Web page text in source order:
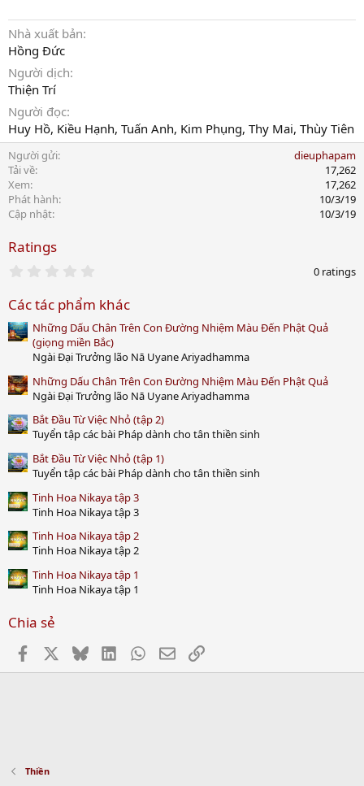
Nhà xuất bản
Hồng Đức
Người dịch
Thiện Trí
Người đọc
Huy Hồ, Kiều Hạnh, Tuấn Anh, Kim Phụng, Thy Mai, Thùy Tiên
Người gửi
dieuphapam
Tải về
17,262
Xem
17,262
Phát hành
10/3/19
Cập nhật
10/3/19
Ratings
0
t
a
r
(
s
)
0 ratings
Các tác phẩm khác
Những Dấu Chân Trên Con Đường Nhiệm Màu Đến Phật Quả
(giọng miền Bắc)
Ngài Đại Trưởng lão Nā Uyane Ariyadhamma
Những Dấu Chân Trên Con Đường Nhiệm Màu Đến Phật Quả
Ngài Đại Trưởng lão Nā Uyane Ariyadhamma
Bắt Đầu Từ Việc Nhỏ (tập 2)
Tuyển tập các bài Pháp dành cho tân thiền sinh
Bắt Đầu Từ Việc Nhỏ (tập 1)
Tuyển tập các bài Pháp dành cho tân thiền sinh
Tinh Hoa Nikaya tập 3
Tinh Hoa Nikaya tập 3
Tinh Hoa Nikaya tập 2
Tinh Hoa Nikaya tập 2
Tinh Hoa Nikaya tập 1
Tinh Hoa Nikaya tập 1
Chia sẻ
Facebook BlueskyLinkedInWhatsApp
EmailLink
Thiền